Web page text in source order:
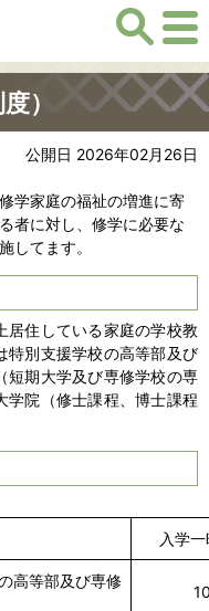
）
公開日 2026年02月26日
学家庭の福祉の増進に寄
者に対し、修学に必要な
してます。
住している家庭の学校教
特別支援学校の高等部及び
短期大学及び専修学校の専
学院（修士課程、博士課程
入学
高等部及び専修